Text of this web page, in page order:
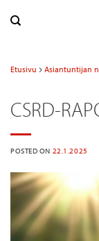
Etusivu Asiantuntijan
CSRD-
POSTED ON 22.1.2025